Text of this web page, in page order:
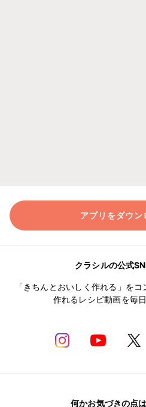
アプリをダウン
クラシルの公式
「きちんとおいしく作れる」を
作れるレシピ動画を毎
何かお気づきの点